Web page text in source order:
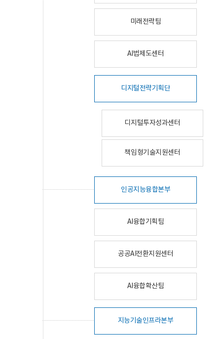
미래전략팀
AI법제도센터
디지털전략기획단
디지털투자성과센터
책임형기술지원센터
인공지능융합본부
AI융합기획팀
공공AI전환지원센터
AI융합확산팀
지능기술인프라본부